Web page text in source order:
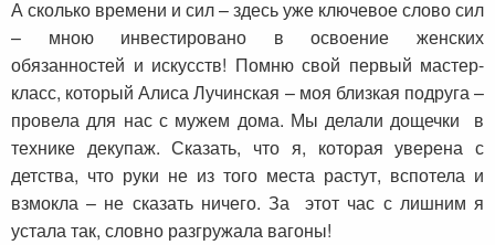
А сколько времени и сил – здесь уже ключевое слово сил
– мною инвестировано в освоение женских
обязанностей и искусств! Помню свой первый мастер-
класс, который Алиса Лучинская – моя близкая подруга –
провела для нас с мужем дома. Мы делали дощечки в
технике декупаж. Сказать, что я, которая уверена с
детства, что руки не из того места растут, вспотела и
взмокла – не сказать ничего. За этот час с лишним я
устала так, словно разгружала вагоны!